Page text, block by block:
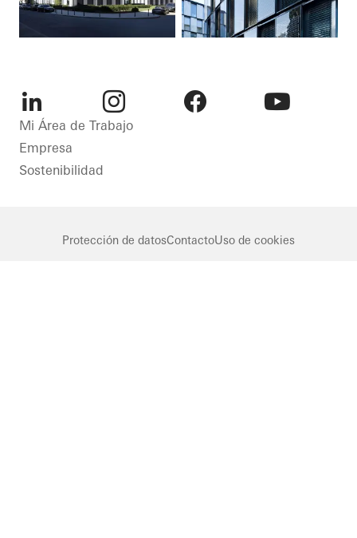
LinkedIn Instagram
Mi Área de Trabajo
Empresa
Sostenibilidad
Protección de datosContactoUso de cookies